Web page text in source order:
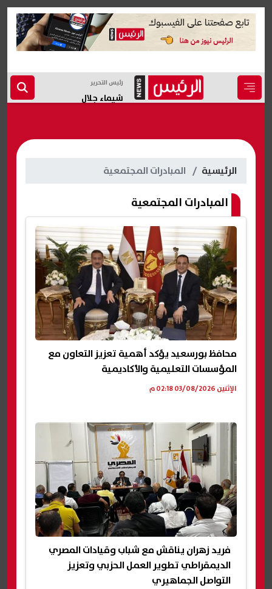
رئيس التحرير
شيماء جلال
الرئيسية المبادرات المجتمعية
المبادرات المجتمعية
محافظ بورسعيد يؤكد أهمية تعزيز التعاون مع
المؤسسات التعليمية والأكاديمية
الإثنين 03/08/2026 02:18 م
فريد زهران يناقش مع شباب وقيادات المصري
الديمقراطي تطوير العمل الحزبي وتعزيز
التواصل الجماهيري